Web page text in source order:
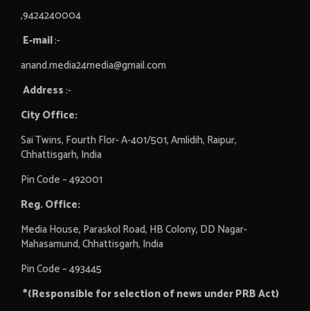
,9424240004
E-mail:-
anand.media24media@gmail.com
Address:-
City Office:
Sai Twins, Fourth Flor- A-401/501, Amlidih, Raipur,
Chhattisgarh, India
Pin Code – 492001
Reg. Office:
Media House, Paraskol Road, HB Colony, DD Nagar-
Mahasamund, Chhattisgarh, India
Pin Code – 493445
*(Responsible for selection of news under PRB Act)